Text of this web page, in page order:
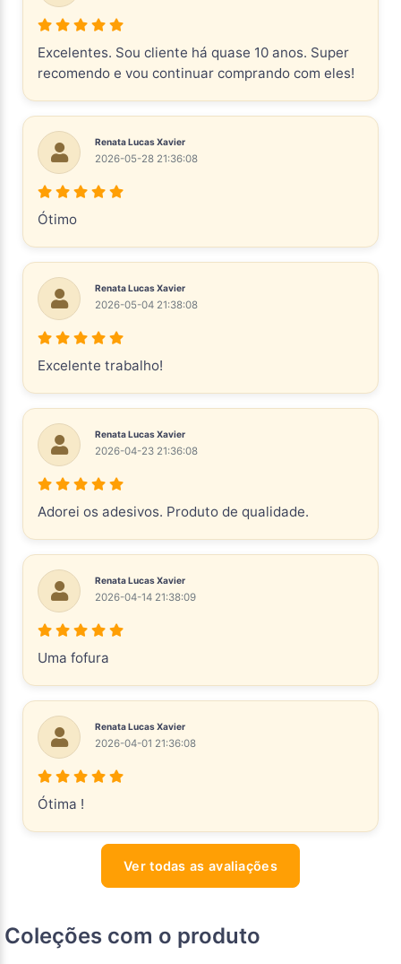
Excelentes. Sou cliente há quase 10 anos. Super
recomendo e vou continuar comprando com eles!
Renata Lucas Xavier
2026-05-28 21:36:08
Ótimo
Renata Lucas Xavier
2026-05-04 21:38:08
Excelente trabalho!
Renata Lucas Xavier
2026-04-23 21:36:08
Adorei os adesivos. Produto de qualidade.
Renata Lucas Xavier
2026-04-14 21:38:09
Uma fofura
Renata Lucas Xavier
2026-04-01 21:36:08
Ótima !
Ver todas as avaliações
Coleções com o produto